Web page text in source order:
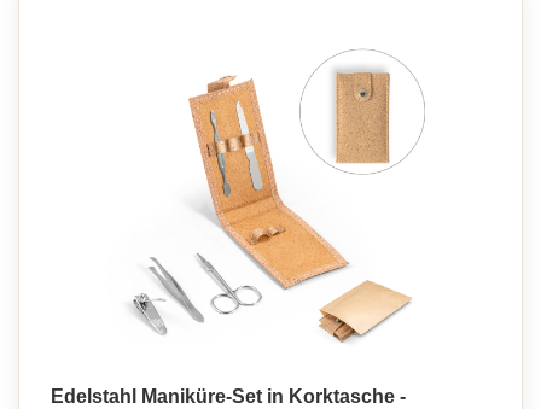
Edelstahl Maniküre-Set in Korktasche -